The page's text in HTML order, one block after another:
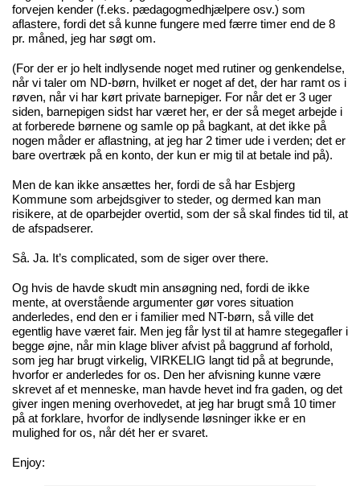
forvejen kender (f.eks. pædagogmedhjælpere osv.) som
aflastere, fordi det så kunne fungere med færre timer end de 8
pr. måned, jeg har søgt om.
(For der er jo helt indlysende noget med rutiner og genkendelse,
når vi taler om ND-børn, hvilket er noget af det, der har ramt os i
røven, når vi har kørt private barnepiger. For når det er 3 uger
siden, barnepigen sidst har været her, er der så meget arbejde i
at forberede børnene og samle op på bagkant, at det ikke på
nogen måder er aflastning, at jeg har 2 timer ude i verden; det er
bare overtræk på en konto, der kun er mig til at betale ind på).
Men de kan ikke ansættes her, fordi de så har Esbjerg
Kommune som arbejdsgiver to steder, og dermed kan man
risikere, at de oparbejder overtid, som der så skal findes tid til, at
de afspadserer.
Så. Ja. It’s complicated, som de siger over there.
Og hvis de havde skudt min ansøgning ned, fordi de ikke
mente, at overstående argumenter gør vores situation
anderledes, end den er i familier med NT-børn, så ville det
egentlig have været fair. Men jeg får lyst til at hamre stegegafler i
begge øjne, når min klage bliver afvist på baggrund af forhold,
som jeg har brugt virkelig, VIRKELIG langt tid på at begrunde,
hvorfor er anderledes for os. Den her afvisning kunne være
skrevet af et menneske, man havde hevet ind fra gaden, og det
giver ingen mening overhovedet, at jeg har brugt små 10 timer
på at forklare, hvorfor de indlysende løsninger ikke er en
mulighed for os, når dét her er svaret.
Enjoy: